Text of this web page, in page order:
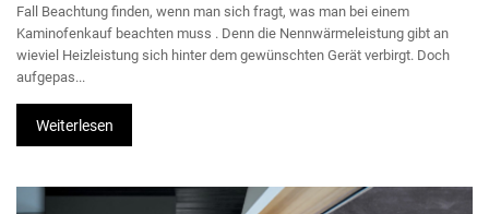
Fall Beachtung finden, wenn man sich fragt, was man bei einem
Kaminofenkauf beachten muss . Denn die Nennwärmeleistung gibt an
wieviel Heizleistung sich hinter dem gewünschten Gerät verbirgt. Doch
aufgepas...
Weiterlesen